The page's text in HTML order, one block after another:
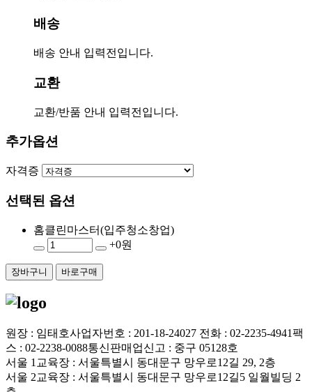
배송
배송 안내 입력전입니다.
교환
교환/반품 안내 입력전입니다.
추가옵션
자격증
선택된 옵션
홈클린마스터(입주청소창업)
+0원
장바구니 바로구매
원장 : 임태호사업자번호 : 201-18-24027 전화 : 02-2235-4941팩
스 : 02-2238-0088통신판매업신고 : 중구 05128호
서울 1교육장 : 서울특별시 동대문구 망우로12길 29, 2층
서울 2교육장 : 서울특별시 동대문구 망우로12길5 일월빌딩 2